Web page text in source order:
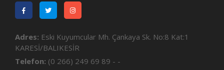
Adres: Eski Kuyumcular Mh. Çankaya Sk. No:8 Kat:1
KARESİ/BALIKESİR
Telefon: (0 266) 249 69 89 - -